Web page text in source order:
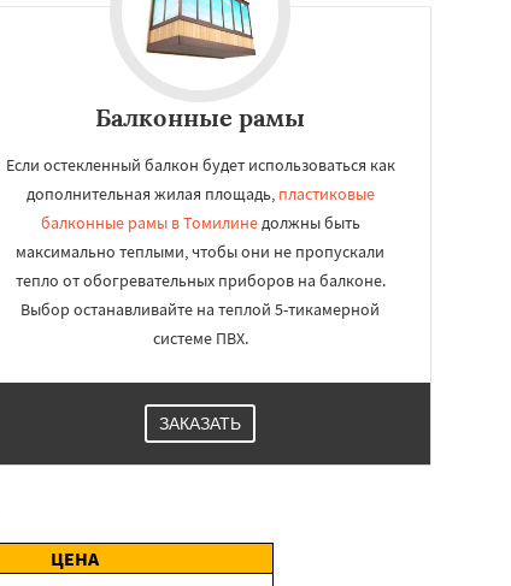
Балконные рамы
Если остекленный балкон будет использоваться как
дополнительная жилая площадь, пластиковые
балконные рамы в Томилинедолжны быть
максимально теплыми, чтобы они не пропускали
тепло от обогревательных приборов на балконе.
Выбор останавливайте на теплой 5-тикамерной
системе ПВХ.
ЗАКАЗАТЬ
ЦЕНА